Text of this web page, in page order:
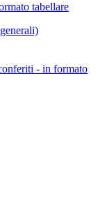
tabellare
- in formato